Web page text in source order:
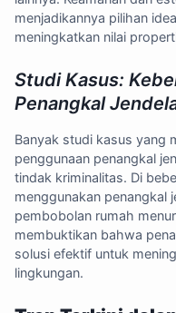
menjadikannya pilihan
meningkatkan nilai
Studi Kasus:
Penangkal
Banyak studi kasus yang
penggunaan penangkal
tindak kriminalitas. Di
menggunakan penangkal
pembobolan rumah
membuktikan bahwa
solusi efektif untuk
lingkungan.